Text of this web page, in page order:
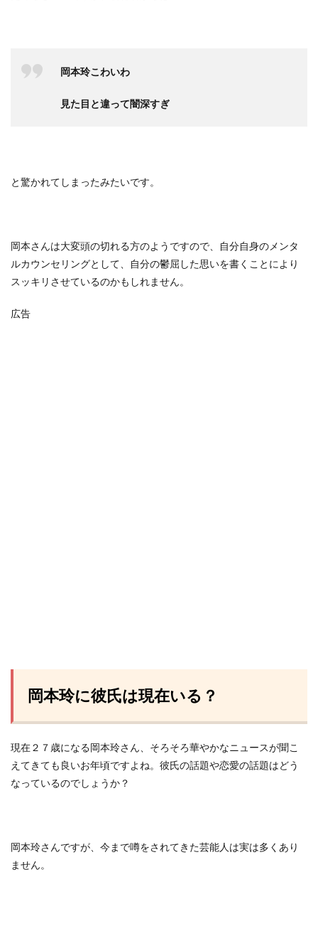
岡本玲こわいわ
見た目と違って闇深すぎ
と驚かれてしまったみたいです。
岡本さんは大変頭の切れる方のようですので、自分自身のメンタ
ルカウンセリングとして、自分の鬱屈した思いを書くことにより
スッキリさせているのかもしれません。
広告
岡本玲に彼氏は現在いる？
現在２７歳になる岡本玲さん、そろそろ華やかなニュースが聞こ
えてきても良いお年頃ですよね。彼氏の話題や恋愛の話題はどう
なっているのでしょうか？
岡本玲さんですが、今まで噂をされてきた芸能人は実は多くあり
ません。